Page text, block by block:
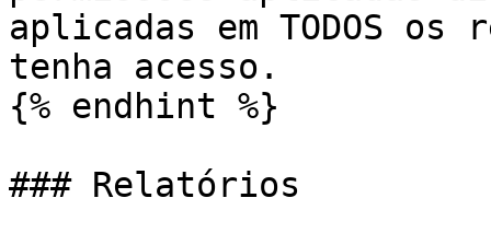
aplicadas em TODOS
tenha acesso.
{% endhint %}
### Relatórios